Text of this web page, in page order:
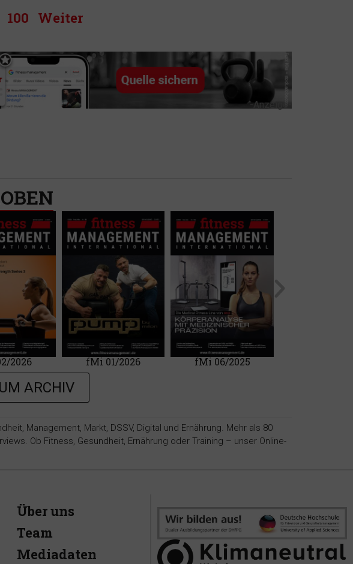
100 Weiter
-Anzeige-
2026 fMi 01/2026 fMi 06/2025
ARCHIV
Management, Markt, DSSV, Digital und Ernährung. Mehr als 80
Ob Fitness, Gesundheit, Ernährung oder Training – unser Online-
Über uns
Team
Mediadaten